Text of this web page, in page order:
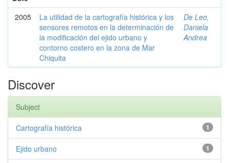
2005
La utilidad de la cartografía histórica y los
sensores remotos en la determinación de
la modificación del ejido urbano y
contorno costero en la zona de Mar
Chiquita
De Leo,
Daniela
Andrea
Discover
Subject
1
Cartografía histórica
1
Ejido urbano